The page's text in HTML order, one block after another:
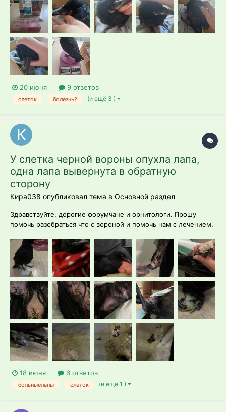
течение двух часов. Забрала обратно домой, что с ним
делать? Птица более...
20 июня 9 ответов
слеток болезнь? (и ещё 3 )
У слетка черной вороны опухла лапа,
одна лапа вывернута в обратную
сторону
Кира038 опубликовал тема в Основной раздел
Здравствуйте, дорогие форумчане и орнитологи. Прошу
помочь разобраться что с вороной и помочь нам с лечением.
предположительно 1-1,5 месяца, у нас в Сибири вороны
гнездятся поздно ; 3. подробно распишите рацион (с
указанием наз...
18 июня 6 ответов
больныелапы слеток (и ещё 1 )